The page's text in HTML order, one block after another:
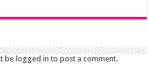
be logged in to post a comment.